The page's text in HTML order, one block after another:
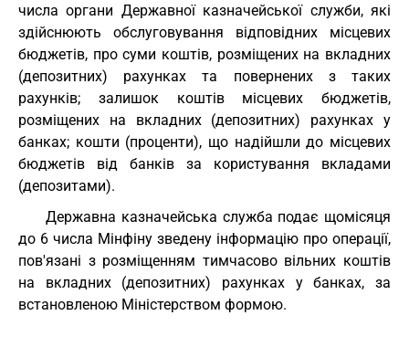
числа органи Державної казначейської служби, які
здійснюють обслуговування відповідних місцевих
бюджетів, про суми коштів, розміщених на вкладних
(депозитних) рахунках та повернених з таких
рахунків; залишок коштів місцевих бюджетів,
розміщених на вкладних (депозитних) рахунках у
банках; кошти (проценти), що надійшли до місцевих
бюджетів від банків за користування вкладами
(депозитами).
Державна казначейська служба подає щомісяця
до 6 числа Мінфіну зведену інформацію про операції,
пов'язані з розміщенням тимчасово вільних коштів
на вкладних (депозитних) рахунках у банках, за
встановленою Міністерством формою.